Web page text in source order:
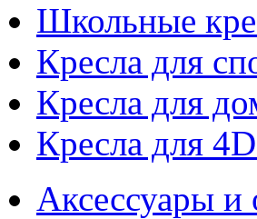
Школьные
Кресла для
Кресла для
Кресла для
Аксессуары и